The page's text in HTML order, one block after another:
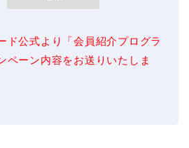
ド公式より「会員紹介プログラ
ペーン内容をお送りいたしま